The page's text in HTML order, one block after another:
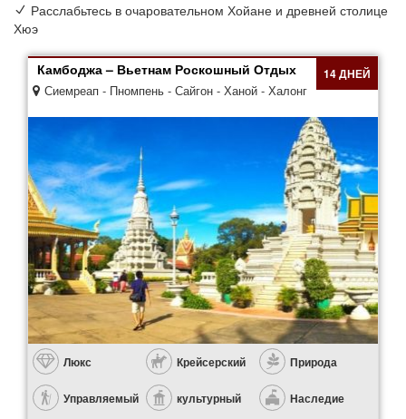
Расслабьтесь в очаровательном Хойане и древней столице
Хюэ
Камбоджа – Вьетнам Роскошный Отдых
Сиемреап - Пномпень - Сайгон - Ханой - Халонг
14 ДНЕЙ
Люкс Крейсерский Природа
Управляемый культурный Наследие